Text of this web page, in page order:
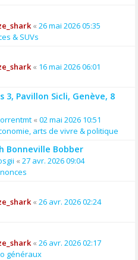
« 26 mai 2026 05:35
& SUVs
« 16 mai 2026 06:01
3, Pavillon Sicli, Genève, 8
« 02 mai 2026 10:51
arts de vivre & politique
Bonneville Bobber
« 27 avr. 2026 09:04
« 26 avr. 2026 02:24
« 26 avr. 2026 02:17
généraux